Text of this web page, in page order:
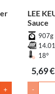
+
LEE
Sauce
907g
18°
5,69 €
-